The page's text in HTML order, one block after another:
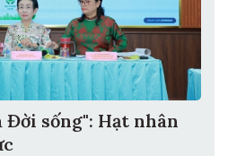
Đời sống": Hạt nhân